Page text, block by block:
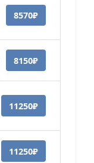
8570₽
8150₽
11250₽
11250₽